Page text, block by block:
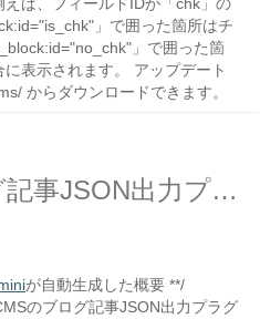
」で囲った箇所はチ
」で囲った箇
表示されます。 アップデート
からダウンロードできます。
SOY CMSのブログ記事JSON出力プラグインで記事一覧の出力に必要な値を取得できるようにしました
が自動生成した概要 **/
のブログ記事JSON出力プラグ